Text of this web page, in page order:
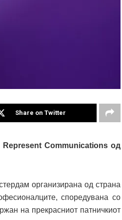
Share on Twitter
Represent Communicationsод
организирана од страна
споредувана со
на прекрасниот патничкиот